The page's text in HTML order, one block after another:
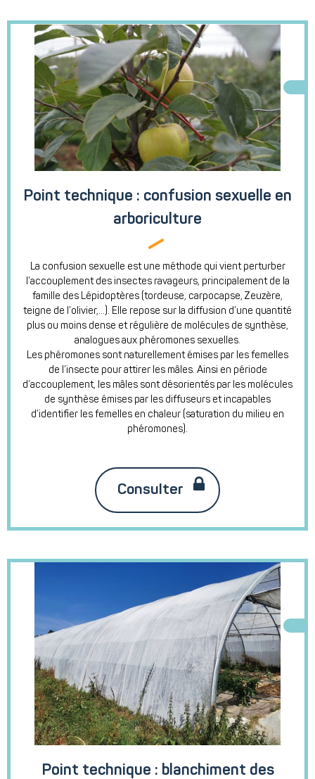
Point technique : confusion sexuelle en
arboriculture
La confusion sexuelle est une méthode qui vient perturber
l’accouplement des insectes ravageurs, principalement de la
famille des Lépidoptères (tordeuse, carpocapse, Zeuzère,
teigne de l’olivier,...). Elle repose sur la diffusion d’une quantité
plus ou moins dense et régulière de molécules de synthèse,
analogues aux phéromones sexuelles.
Les phéromones sont naturellement émises par les femelles
de l’insecte pour attirer les mâles. Ainsi en période
d’accouplement, les mâles sont désorientés par les molécules
de synthèse émises par les diffuseurs et incapables
d’identifier les femelles en chaleur (saturation du milieu en
phéromones).
Consulter
Point technique : blanchiment des